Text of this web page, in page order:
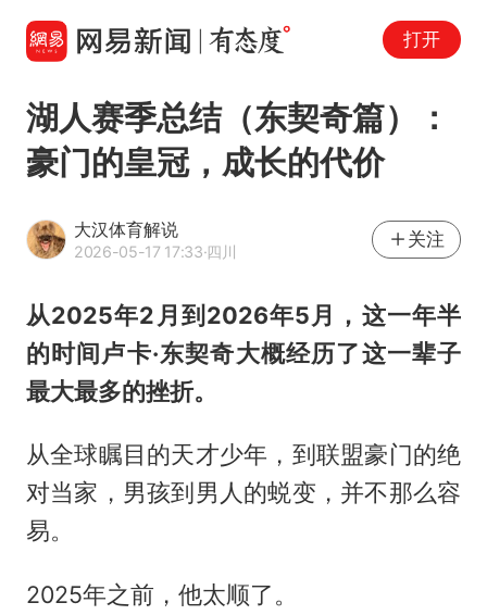
打开
湖人赛季总结（东契奇篇）：
豪门的皇冠，成长的代价
大汉体育解说
2026-05-17 17:33·四川
关注
从2025年2月到2026年5月，这一年半
的时间卢卡·东契奇大概经历了这一辈子
最大最多的挫折。
从全球瞩目的天才少年，到联盟豪门的绝
对当家，男孩到男人的蜕变，并不那么容
易。
2025年之前，他太顺了。